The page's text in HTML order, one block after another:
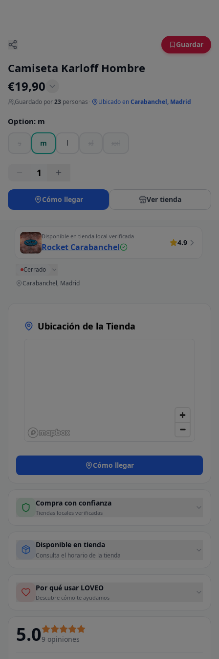
Guardar
Camiseta Karloff Hombre
€19,90
Guardado por23 personas Ubicado enCarabanchel, Madrid
Option: m
m l
1
Cómo llegar Ver tienda
Disponible en tienda local verificada
Rocket Carabanchel 4.9
Cerrado
Carabanchel, Madrid
Ubicación de la Tienda
Cómo llegar
Compra con confianza
Tiendas locales verificadas
Disponible en tienda
Consulta el horario de la tienda
Por qué usar LOVEO
Descubre cómo te ayudamos
5.09 opiniones